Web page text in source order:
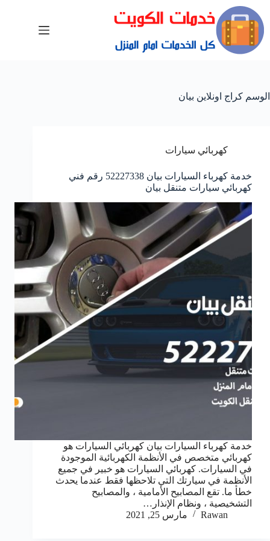
الوسم كراج اونلاين بيان
كهربائي سيارات
خدمة كهرباء السيارات بيان 52227338 رقم فني
كهربائي سيارات متنقل بيان
خدمة كهرباء السيارات بيان كهربائي السيارات هو
كهربائي متخصص في الأنظمة الكهربائية الموجودة
في السيارات. كهربائي السيارات هو خبير في جميع
الأنظمة في سيارتك التي تلاحظها فقط عندما يحدث
خطأ ما. تقع المصابيح الأمامية ، والمصابيح
التشخيصية ، ونظام الإنذار…
Rawan
مارس 25, 2021